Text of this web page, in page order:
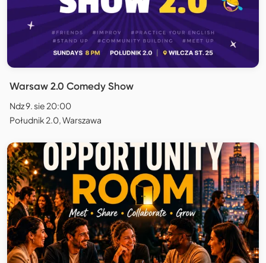
Warsaw 2.0 Comedy Show
Ndz 9. sie 20:00
Południk 2.0, Warszawa